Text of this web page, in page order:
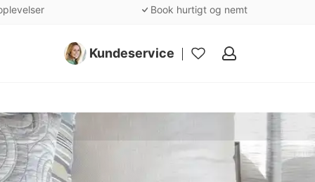
Book hurtigt og nemt
Kundeservice
Mine